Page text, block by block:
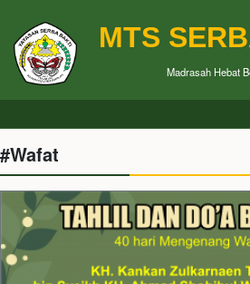
MTS
Madrasah Hebat
#Wafat